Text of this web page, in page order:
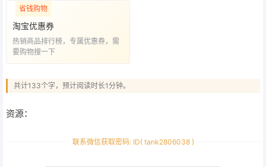
省钱购物
淘宝优惠券
热销商品排行榜，专属优惠券，需
要购物搜一下
共计133个字，预计阅读时长1分钟。
资源：